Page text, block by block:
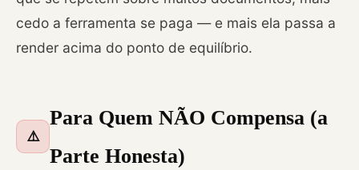
cedo a ferramenta se paga — e mais ela passa a
render acima do ponto de equilíbrio.
⚠️
Para Quem NÃO Compensa (a
Parte Honesta)